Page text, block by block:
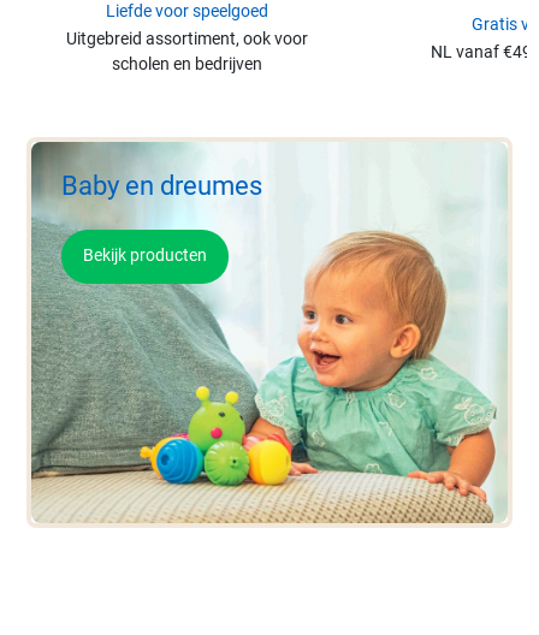
Liefde voor speelgoed
Uitgebreid assortiment, ook voor
scholen en bedrijven
Gratis
NL vanaf €49
Baby en dreumes
Bekijk producten